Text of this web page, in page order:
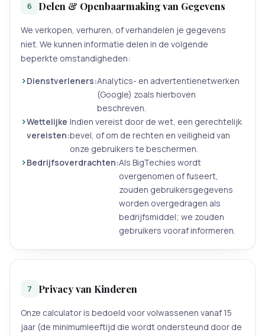
6 Delen & Openbaarmaking van Gegevens
We verkopen, verhuren, of verhandelen je gegevens
niet. We kunnen informatie delen in de volgende
beperkte omstandigheden:
Dienstverleners:Analytics- en advertentienetwerken
(Google) zoals hierboven
beschreven.
Wettelijke
vereisten:
Indien vereist door de wet, een gerechtelijk
bevel, of om de rechten en veiligheid van
onze gebruikers te beschermen.
Bedrijfsoverdrachten:Als BigTechies wordt
overgenomen of fuseert,
zouden gebruikersgegevens
worden overgedragen als
bedrijfsmiddel; we zouden
gebruikers vooraf informeren.
7 Privacy van Kinderen
Onze calculator is bedoeld voor volwassenen vanaf 15
jaar (de minimumleeftijd die wordt ondersteund door de